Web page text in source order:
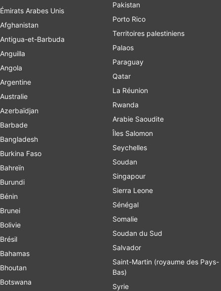
Émirats Arabes Unis
Afghanistan
Antigua-et-Barbuda
Anguilla
Angola
Argentine
Australie
Azerbaïdjan
Barbade
Bangladesh
Burkina Faso
Bahreïn
Burundi
Bénin
Brunei
Bolivie
Brésil
Bahamas
Bhoutan
Botswana
Pakistan
Porto Rico
Territoires palestiniens
Palaos
Paraguay
Qatar
La Réunion
Rwanda
Arabie Saoudite
Îles Salomon
Seychelles
Soudan
Singapour
Sierra Leone
Sénégal
Somalie
Soudan du Sud
Salvador
Saint-Martin (royaume des Pays-
Bas)
Syrie